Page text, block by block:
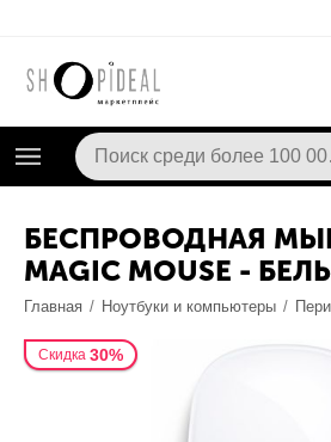
БЕСПРОВОДНАЯ
MAGIC MOUSE -
Главная / Ноутбуки и компьютеры /
Скидка 30%